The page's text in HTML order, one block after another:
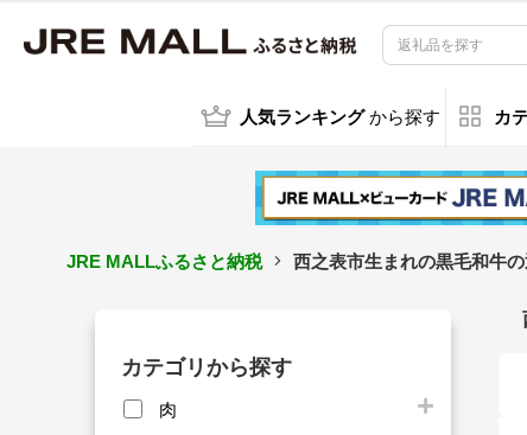
人気ランキング から探す カ
JRE MALLふるさと納税 西之表市生まれの黒毛和牛
カテゴリから探す
肉